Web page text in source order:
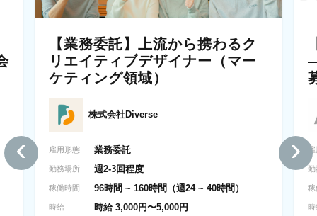
【業務委託】上流から携わるク
リエイティブデザイナー（マー
ケティング領域）
株式会社Diverse
雇用形態 業務委託
勤務場所 週2-3回程度
稼働時間 96時間 ~ 160時間（週24 ~ 40時間）
時給 時給 3,000円〜5,000円
勤
稼
‹ ›